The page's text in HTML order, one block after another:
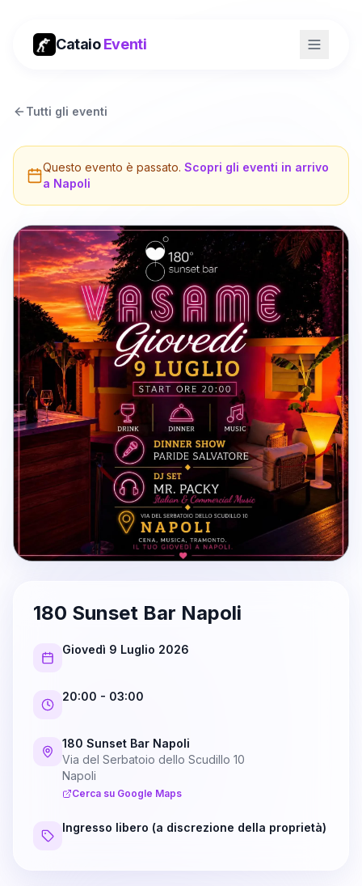
CataioEventi
Tutti gli eventi
Questo evento è passato. Scopri gli eventi in arrivo
a Napoli
180 Sunset Bar Napoli
Giovedì 9 Luglio 2026
20:00 - 03:00
180 Sunset Bar Napoli
Via del Serbatoio dello Scudillo 10
Napoli
Cerca su Google Maps
Ingresso libero (a discrezione della proprietà)